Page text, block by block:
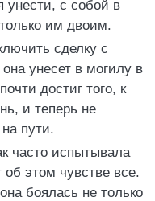
унести, с собой в
им двоим.
сделку с
унесет в могилу в
достиг того, к
и теперь не
пути.
часто испытывала
об этом чувстве все.
боялась не только